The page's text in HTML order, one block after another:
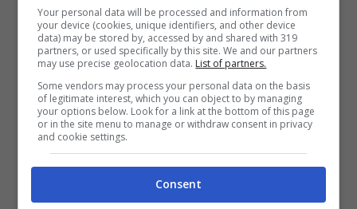
o la pasta, non devono essere raffreddati
sotto l’acqua fredda. Bisogna, in questo caso,
prendere una teglia refrigerata, in frigo o nel
congelatore, e mettere dentro un foglio di
carta da forno. A questo punto versiamo
sopra la pasta o il riso scolato e aggiungiamo
riempire tutto il contenitore, fino a
Your personal data will be processed and information from
your device (cookies, unique identifiers, and other device
data) may be stored by, accessed by and shared with 319
partners, or used specifically by this site. We and our partners
may use precise geolocation data. List of partners.
Some vendors may process your personal data on the basis
of legitimate interest, which you can object to by managing
your options below. Look for a link at the bottom of this page
or in the site menu to manage or withdraw consent in privacy
and cookie settings.
Consent